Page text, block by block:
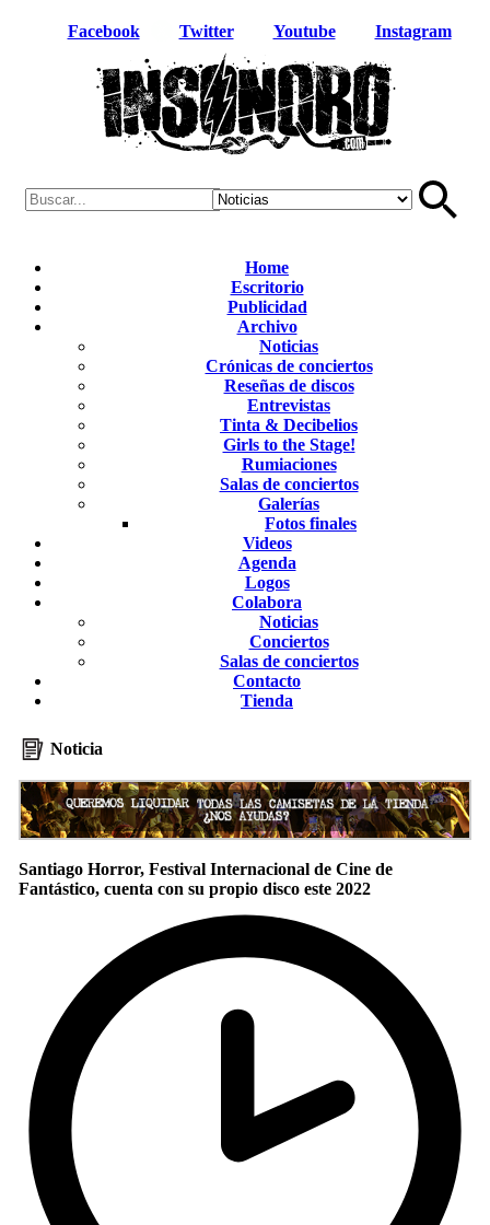
Facebook Twitter Youtube Instagram
Home
Escritorio
Publicidad
Archivo
Noticias
Crónicas de conciertos
Reseñas de discos
Entrevistas
Tinta & Decibelios
Girls to the Stage!
Rumiaciones
Salas de conciertos
Galerías
Fotos finales
Videos
Agenda
Logos
Colabora
Noticias
Conciertos
Salas de conciertos
Contacto
Tienda
Noticia
Santiago Horror, Festival Internacional de Cine de
Fantástico, cuenta con su propio disco este 2022